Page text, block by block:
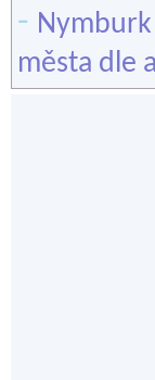
- Nymburk
města dle